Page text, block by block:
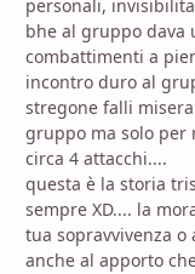
personali,
bhe al gruppo dava
combattimenti a
incontro duro al
stregone falli
gruppo ma solo per
circa 4 attacchi....
questa è la storia
sempre XD.... la
tua sopravvivenza
anche al apporto